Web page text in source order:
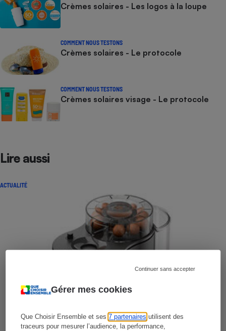
Gérer mes cookies
Que Choisir Ensemble et ses7 partenaires utilisent des
traceurs pour mesurer l’audience, la performance,
Continuer sans accepter
Crèmes solaires - Les logos à la loupe
COMMENT NOUS TESTONS
Crèmes solaires - Le protocole
COMMENT NOUS TESTONS
Crèmes solaires visage - Le protocole
Lire aussi
ACTUALITÉ